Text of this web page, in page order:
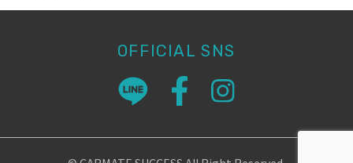
OFFICIAL SNS